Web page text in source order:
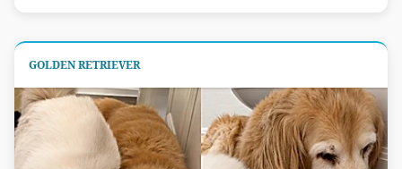
GOLDEN RETRIEVER